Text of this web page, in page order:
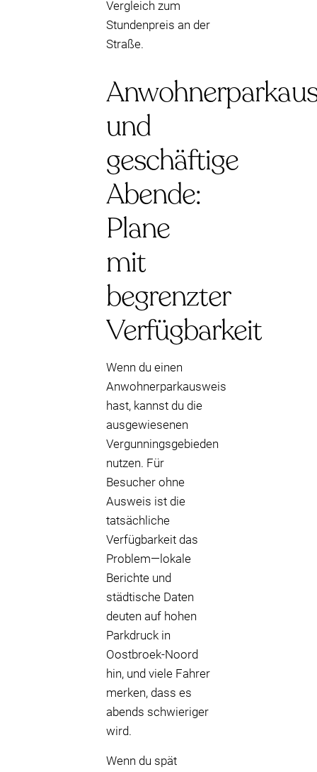
Vergleich zum
Stundenpreis an der
Straße.
und
geschäftige
Abende:
Plane
mit
begrenzter
Verfügbarkeit
Wenn du einen
Anwohnerparkausweis
hast, kannst du die
ausgewiesenen
Vergunningsgebieden
nutzen. Für
Besucher ohne
Ausweis ist die
tatsächliche
Verfügbarkeit das
Problem—lokale
Berichte und
städtische Daten
deuten auf hohen
Parkdruck in
Oostbroek-Noord
hin, und viele Fahrer
merken, dass es
abends schwieriger
wird.
Wenn du spät